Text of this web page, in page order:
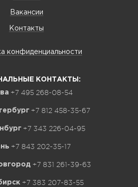
Вакансии
Контакты
конфиденциальности
КОНТАКТЫ:
+7 495 268-08-54
+7 812 458-35-67
+7 343 226-04-95
+7 843 202-35-17
+7 831 261-39-63
+7 383 207-83-55